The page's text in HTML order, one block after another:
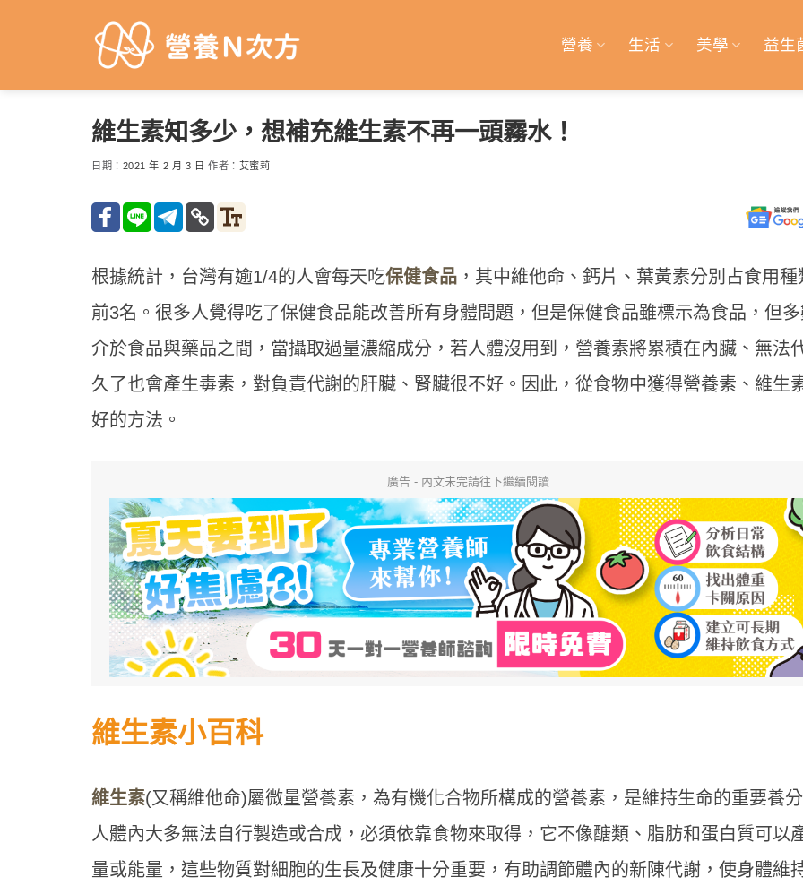
營養 生活 美學 益生
維生素知多少，想補充維生素不再一頭霧水！
日期： 2021 年 2 月 3 日 作者： 艾蜜莉
根據統計，台灣有逾1/4的人會每天吃保健食品 ，其中維他命、鈣片、葉黃素分別占食用種
前3名。很多人覺得吃了保健食品能改善所有身體問題，但是保健食品雖標示為食品，但
介於食品與藥品之間，當攝取過量濃縮成分，若人體沒用到，營養素將累積在內臟、無法
久了也會產生毒素，對負責代謝的肝臟、腎臟很不好。因此，從食物中獲得營養素、維生
好的方法。
廣告 - 內文未完請往下繼續閱讀
維生素小百科
維生素(又稱維他命)屬微量營養素，為有機化合物所構成的營養素，是維持生命的重要養
人體內大多無法自行製造或合成，必須依靠食物來取得，它不像醣類、脂肪和蛋白質可以
量或能量，這些物質對細胞的生長及健康十分重要，有助調節體內的新陳代謝，使身體維